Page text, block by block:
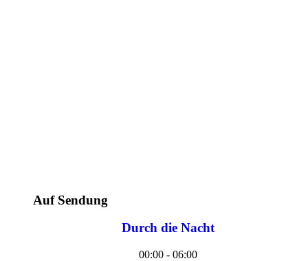
Auf Sendung
Durch die Nacht
00:00 - 06:00